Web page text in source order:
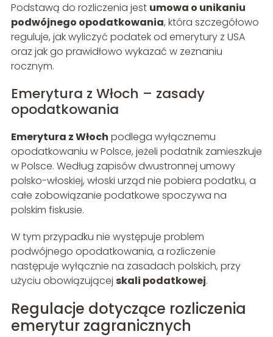
Podstawą do rozliczenia jest umowa o unikaniu
podwójnego opodatkowania, która szczegółowo
reguluje, jak wyliczyć podatek od emerytury z USA
oraz jak go prawidłowo wykazać w zeznaniu
rocznym.
Emerytura z Włoch – zasady
opodatkowania
Emerytura z Włoch podlega wyłącznemu
opodatkowaniu w Polsce, jeżeli podatnik zamieszkuje
w Polsce. Według zapisów dwustronnej umowy
polsko-włoskiej, włoski urząd nie pobiera podatku, a
całe zobowiązanie podatkowe spoczywa na
polskim fiskusie.
W tym przypadku nie występuje problem
podwójnego opodatkowania, a rozliczenie
następuje wyłącznie na zasadach polskich, przy
użyciu obowiązującej skali podatkowej.
Regulacje dotyczące rozliczenia
emerytur zagranicznych